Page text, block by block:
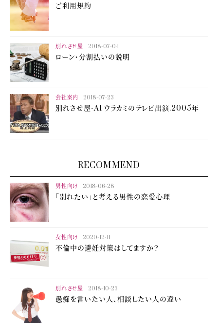
ご利用規約
別れさせ屋 2018-07-04
ローン・分割払いの説明
会社案内 2018-07-23
別れさせ屋-AI ウラカミのテレビ出演.2005年
RECOMMEND
男性向け 2018-06-28
「別れたい」と考える男性の恋愛心理
女性向け 2020-12-11
不倫中の避妊対策はしてますか？
別れさせ屋 2018-10-23
愚痴を言いたい人、相談したい人の違い